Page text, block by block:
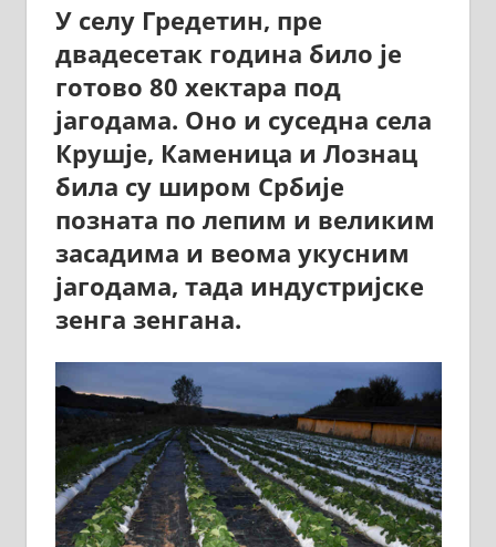
У селу Гредетин, пре
двадесетак година било је
готово 80 хектара под
јагодама. Оно и суседна села
Крушје, Каменица и Лознац
била су широм Србије
позната по лепим и великим
засадима и веома укусним
јагодама, тада индустријске
зенга зенгана.